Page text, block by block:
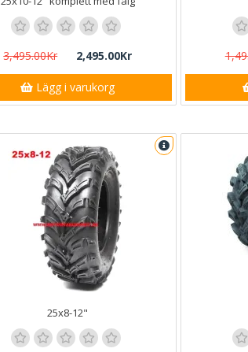
3,495.00Kr 2,495.00Kr
Lägg i varukorg
25x8-12"